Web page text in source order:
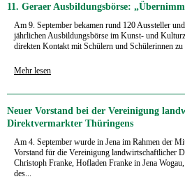
11. Geraer Ausbildungsbörse:
Am 9. September bekamen rund 120 Aussteller
jährlichen Ausbildungsbörse im Kunst- und
direkten Kontakt mit Schülern und Schülerinnen
Mehr lesen
Neuer Vorstand bei der Vereinigung
Direktvermarkter Thüringens
Am 4. September wurde in Jena im Rahmen der
Vorstand für die Vereinigung landwirtschaftlicher
Christoph Franke, Hofladen Franke in Jena
des...